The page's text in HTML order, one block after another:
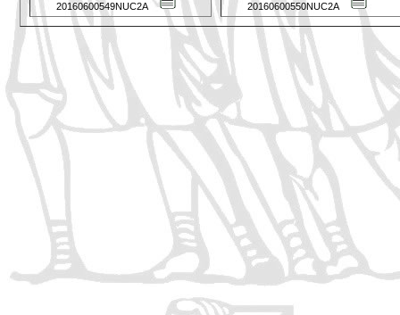
20160600549NUC2A 20160600550NUC2A